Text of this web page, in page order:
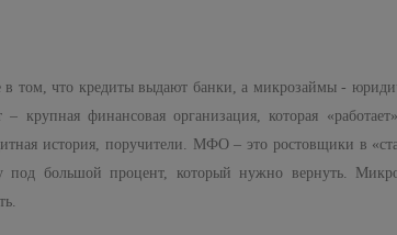
в том, что кредиты выдают банки, а микрозаймы -
крупная финансовая организация, которая
история, поручители. МФО – это ростовщики в
под большой процент, который нужно вернуть.